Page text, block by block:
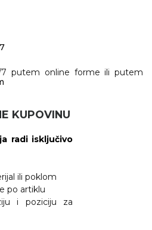
7 putem online forme ili putem
KUPOVINU
radi isključivo
ili poklom
po artiklu
i poziciju za